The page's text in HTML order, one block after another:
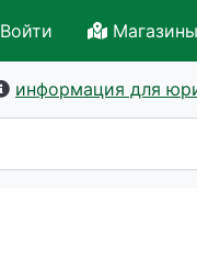
Войти Магазины
информация для